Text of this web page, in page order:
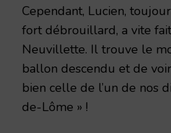
Cependant, Lucien,
fort débrouillard, a vite
Neuvillette. Il trouve le
ballon descendu et de
bien celle de l’un de nos
de-Lôme » !